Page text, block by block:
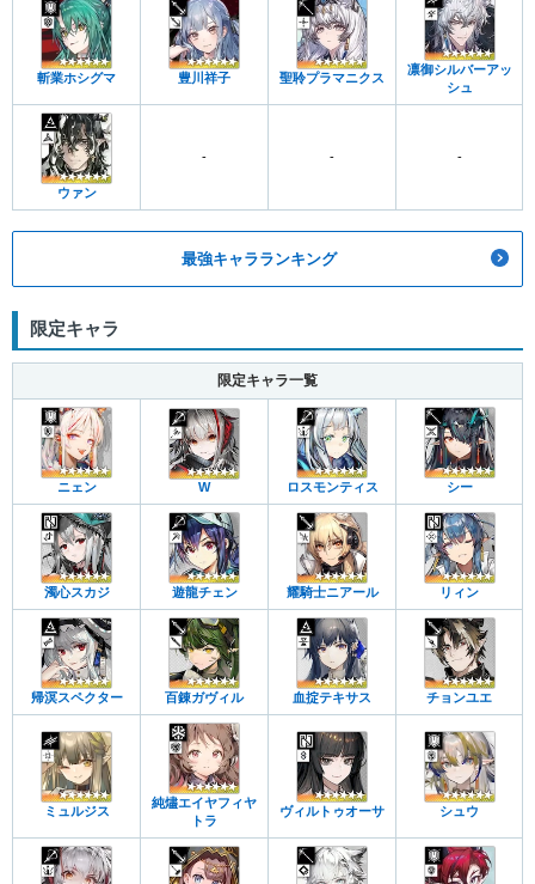
斬業ホシグマ 豊川祥子 聖聆プラマニクス
凛御シルバーアッ
シュ
ウァン
- - -
最強キャラランキング
限定キャラ
限定キャラ一覧
ニェン W ロスモンティス シー
濁心スカジ 遊龍チェン 耀騎士ニアール リィン
帰溟スペクター 百錬ガヴィル 血掟テキサス チョンユエ
ミュルジス
純燼エイヤフィヤ
トラ
ヴィルトゥオーサ シュウ